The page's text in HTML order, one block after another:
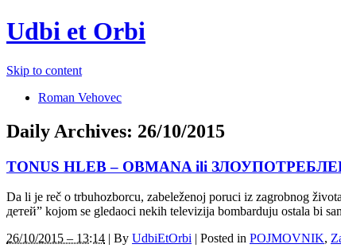
Udbi et Orbi
Skip to content
Roman Vehovec
Daily Archives: 26/10/2015
TONUS HLEB – OBMANA ili
Da li je reč o trbuhozborcu, zabeleženoj poruci iz zagrobnog
детей” kojom se gledaoci nekih televizija bombarduju ostala bi
26/10/2015 – 13:14 | By UdbiEtOrbi | Posted in POJMOVNIK,